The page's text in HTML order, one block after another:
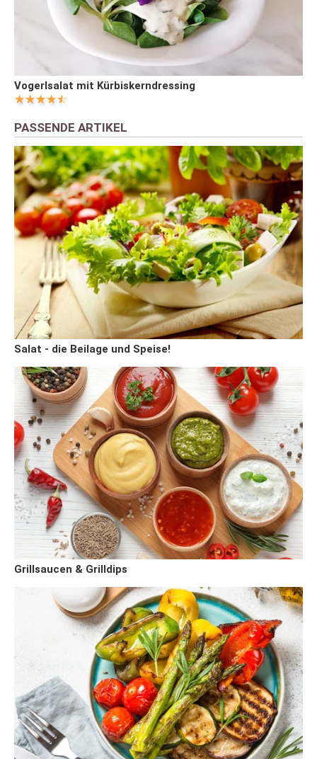
Vogerlsalat mit Kürbiskerndressing
PASSENDE ARTIKEL
Salat - die Beilage und Speise!
Grillsaucen & Grilldips